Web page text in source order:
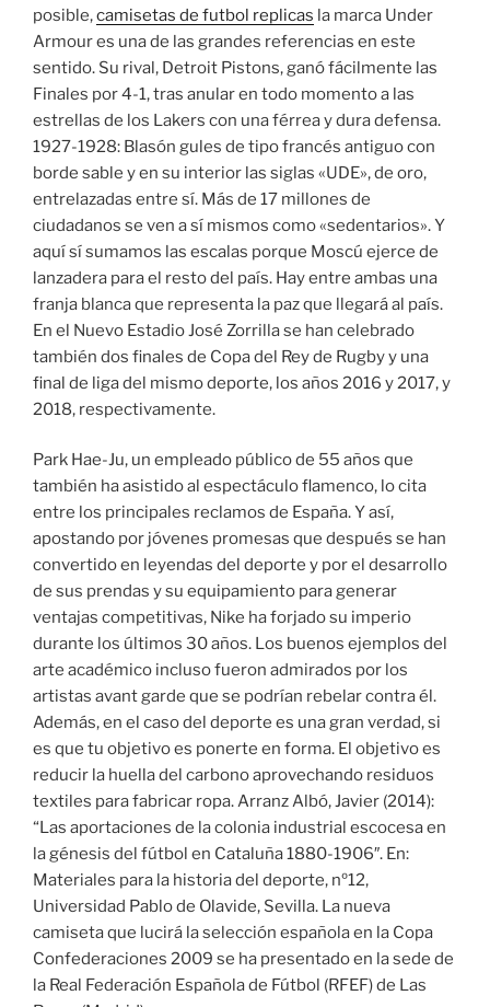
posible,camisetas de futbol replicas la marca Under
Armour es una de las grandes referencias en este
sentido. Su rival, Detroit Pistons, ganó fácilmente las
Finales por 4-1, tras anular en todo momento a las
estrellas de los Lakers con una férrea y dura defensa.
1927-1928: Blasón gules de tipo francés antiguo con
borde sable y en su interior las siglas «UDE», de oro,
entrelazadas entre sí. Más de 17 millones de
ciudadanos se ven a sí mismos como «sedentarios». Y
aquí sí sumamos las escalas porque Moscú ejerce de
lanzadera para el resto del país. Hay entre ambas una
franja blanca que representa la paz que llegará al país.
En el Nuevo Estadio José Zorrilla se han celebrado
también dos finales de Copa del Rey de Rugby y una
final de liga del mismo deporte, los años 2016 y 2017, y
2018, respectivamente.
Park Hae-Ju, un empleado público de 55 años que
también ha asistido al espectáculo flamenco, lo cita
entre los principales reclamos de España. Y así,
apostando por jóvenes promesas que después se han
convertido en leyendas del deporte y por el desarrollo
de sus prendas y su equipamiento para generar
ventajas competitivas, Nike ha forjado su imperio
durante los últimos 30 años. Los buenos ejemplos del
arte académico incluso fueron admirados por los
artistas avant garde que se podrían rebelar contra él.
Además, en el caso del deporte es una gran verdad, si
es que tu objetivo es ponerte en forma. El objetivo es
reducir la huella del carbono aprovechando residuos
textiles para fabricar ropa. Arranz Albó, Javier (2014):
“Las aportaciones de la colonia industrial escocesa en
la génesis del fútbol en Cataluña 1880-1906″. En:
Materiales para la historia del deporte, nº12,
Universidad Pablo de Olavide, Sevilla. La nueva
camiseta que lucirá la selección española en la Copa
Confederaciones 2009 se ha presentado en la sede de
la Real Federación Española de Fútbol (RFEF) de Las